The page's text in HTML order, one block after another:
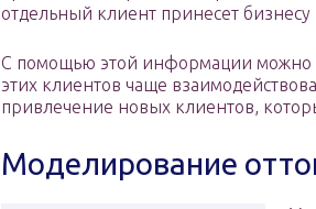
отдельный клиент принесет
С помощью этой информации можно
этих клиентов чаще
привлечение новых клиентов,
Моделирование